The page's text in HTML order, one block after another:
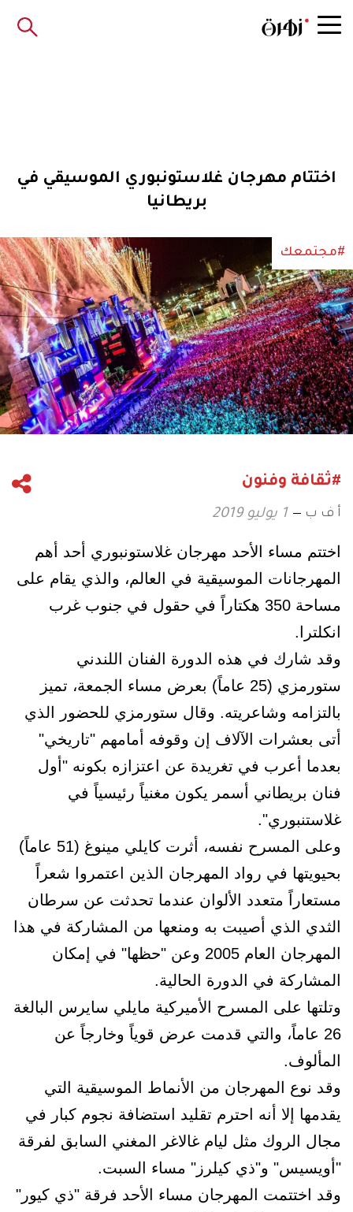
اختتام مهرجان غلاستونبوري الموسيقي في
بريطانيا
#مجتمعك
#ثقافة وفنون
أ ف ب 1 يوليو 2019
اختتم مساء الأحد مهرجان غلاستونبوري أحد أهم
المهرجانات الموسيقية في العالم، والذي يقام على
مساحة 350 هكتاراً في حقول في جنوب غرب
انكلترا.
وقد شارك في هذه الدورة الفنان اللندني
ستورمزي (25 عاماً) بعرض مساء الجمعة، تميز
بالتزامه وشاعريته. وقال ستورمزي للحضور الذي
أتى بعشرات الآلاف إن وقوفه أمامهم "تاريخي"
بعدما أعرب في تغريدة عن اعتزازه بكونه "أول
فنان بريطاني أسمر يكون مغنياً رئيسياً في
غلاستنبوري".
وعلى المسرح نفسه، أثرت كايلي مينوغ (51 عاماً)
بحيويتها في رواد المهرجان الذين اعتمروا شعراً
مستعاراً متعدد الألوان عندما تحدثت عن سرطان
الثدي الذي أصيبت به ومنعها من المشاركة في هذا
المهرجان العام 2005 وعن "حظها" في إمكان
المشاركة في الدورة الحالية.
وتلتها على المسرح الأميركية مايلي سايرس البالغة
26 عاماً، والتي قدمت عرض قوياً وخارجاً عن
المألوف.
وقد نوع المهرجان من الأنماط الموسيقية التي
يقدمها إلا أنه احترم تقليد استضافة نجوم كبار في
مجال الروك مثل ليام غالاغر المغني السابق لفرقة
"أويسيس" و"ذي كيلرز" مساء السبت.
وقد اختتمت المهرجان مساء الأحد فرقة "ذي كيور"